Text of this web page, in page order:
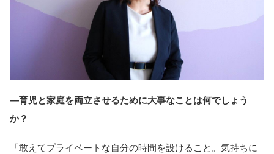
―育児と家庭を両立させるために大事なことは何でしょう
か？
「敢えてプライベートな自分の時間を設けること。気持ちに